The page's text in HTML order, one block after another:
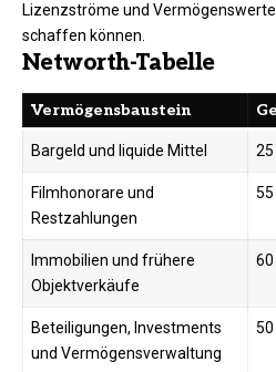
Lizenzströme und
schaffen können.
Networth-Tabelle
Vermögensbaustein
Bargeld und liquide Mittel 25
Filmhonorare und
Restzahlungen
55
Immobilien und frühere
Objektverkäufe
60
Beteiligungen, Investments
und Vermögensverwaltung
50